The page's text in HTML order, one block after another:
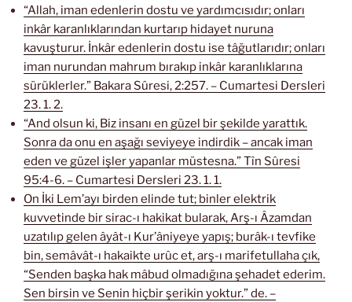
“Allah, iman edenlerin dostu ve yardımcısıdır; onları
inkâr karanlıklarından kurtarıp hidayet nuruna
kavuşturur. İnkâr edenlerin dostu ise tâğutlarıdır; onları
iman nurundan mahrum bırakıp inkâr karanlıklarına
sürüklerler.” Bakara Sûresi, 2:257. – Cumartesi Dersleri
23. 1. 2.
“And olsun ki, Biz insanı en güzel bir şekilde yarattık.
Sonra da onu en aşağı seviyeye indirdik – ancak iman
eden ve güzel işler yapanlar müstesna.” Tîn Sûresi
95:4-6. – Cumartesi Dersleri 23. 1. 1.
On İki Lem’ayı birden elinde tut; binler elektrik
kuvvetinde bir sirac-ı hakikat bularak, Arş-ı Âzamdan
uzatılıp gelen âyât-ı Kur’âniyeye yapış; burâk-ı tevfike
bin, semâvât-ı hakaikte urûc et, arş-ı marifetullaha çık,
“Senden başka hak mâbud olmadığına şehadet ederim.
Sen birsin ve Senin hiçbir şerikin yoktur.” de. –